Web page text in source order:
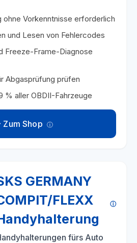
ohne Vorkenntnisse erforderlich
und Lesen von Fehlercodes
Freeze-Frame-Diagnose
Abgasprüfung prüfen
% aller OBDII-Fahrzeuge
Zum Shop
GERMANY
FLEXX
fürs Auto